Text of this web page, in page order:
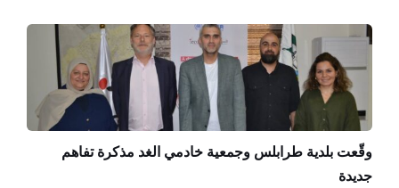
وقّعت بلدية طرابلس وجمعية خادمي الغد مذكرة تفاهم
جديدة